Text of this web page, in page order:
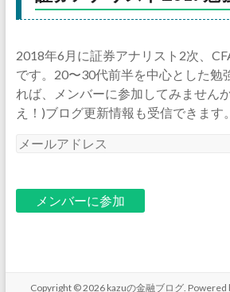
2018年6月に証券アナリスト2次、
です。20〜30代前半を中心とした勉
れば、メンバーに参加してみません
え！)ブログ更新情報も受信できます。
メ
Copyright © 2026 kazuの金融ブログ. Powered